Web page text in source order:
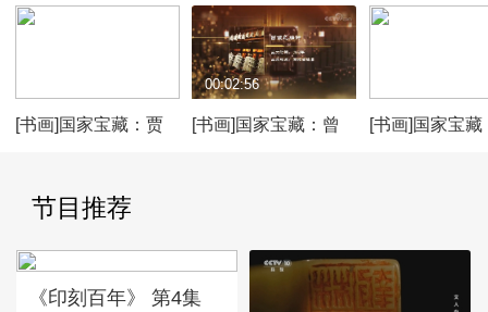
[书画]国家宝藏：贾
[书画]国家宝藏：曾
00:02:56
[书画]国家宝藏
节目推荐
《印刻百年》 第4集